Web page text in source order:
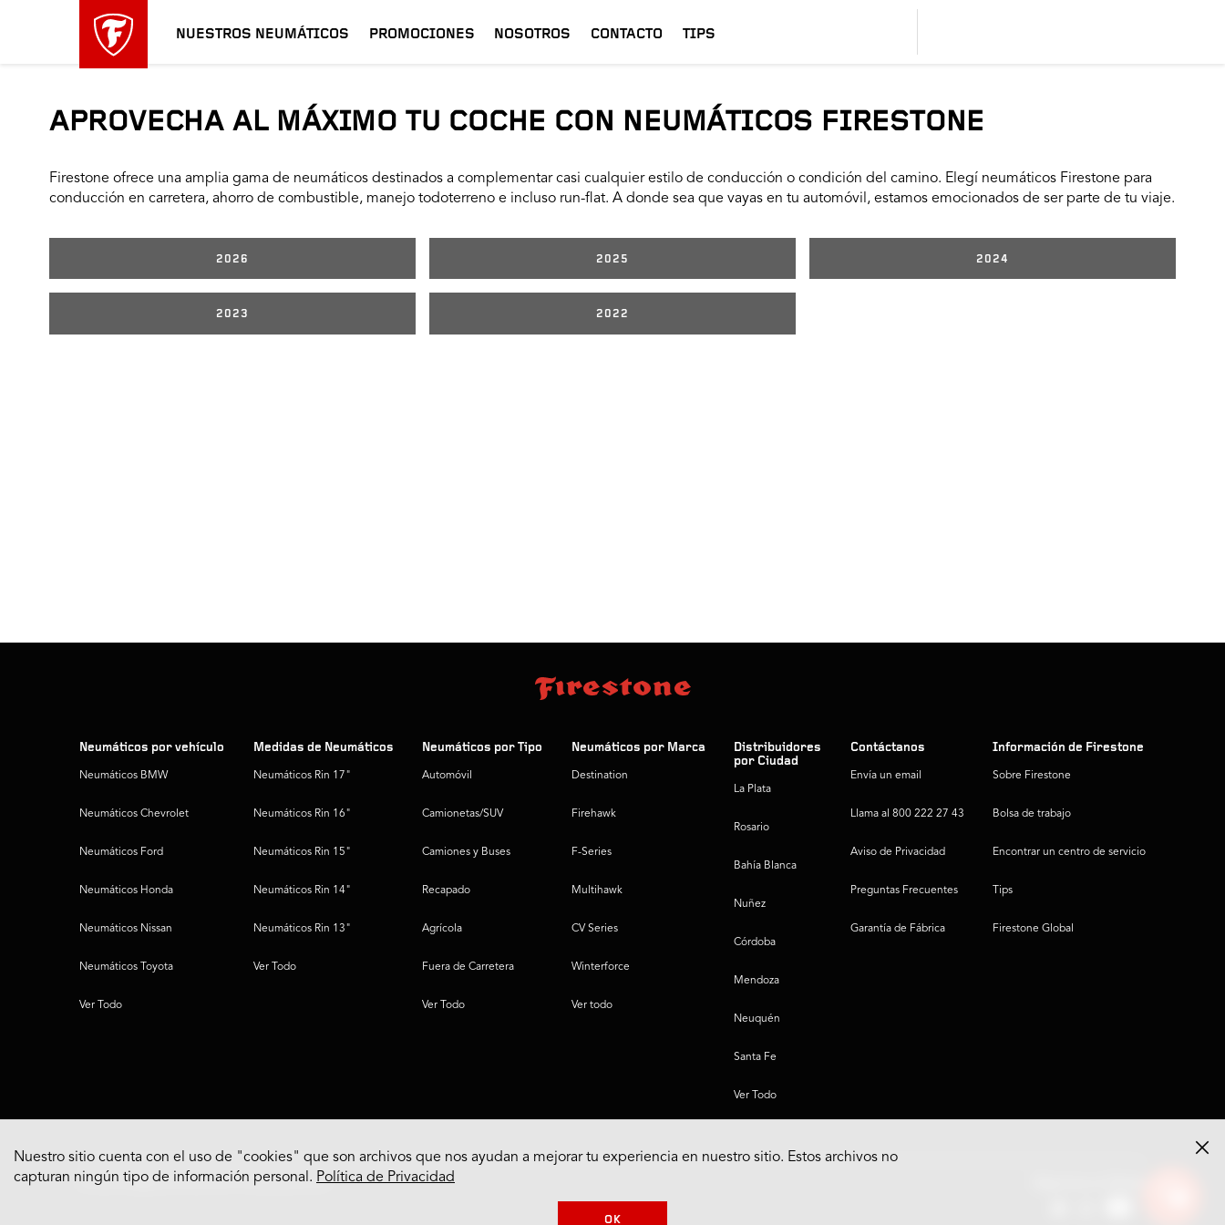
NUESTROS NEUMÁTICOS PROMOCIONES NOSOTROS CONTACTO TIPS
APROVECHA AL MÁXIMO TU COCHE CON NEUMÁTICOS FIRESTONE
Firestone ofrece una amplia gama de neumáticos destinados a complementar casi cualquier estilo de conducción o condición del camino. Elegí neumáticos Firestone para
conducción en carretera, ahorro de combustible, manejo todoterreno e incluso run-flat. A donde sea que vayas en tu automóvil, estamos emocionados de ser parte de tu viaje.
2026 2025 2024
2023 2022
Neumáticos por vehículo
Neumáticos BMW
Neumáticos Chevrolet
Neumáticos Ford
Neumáticos Honda
Neumáticos Nissan
Neumáticos Toyota
Ver Todo
Medidas de Neumáticos
Neumáticos Rin 17"
Neumáticos Rin 16"
Neumáticos Rin 15"
Neumáticos Rin 14"
Neumáticos Rin 13"
Ver Todo
Neumáticos por Tipo
Automóvil
Camionetas/SUV
Camiones y Buses
Recapado
Agrícola
Fuera de Carretera
Ver Todo
Neumáticos por Marca
Destination
Firehawk
F-Series
Multihawk
CV Series
Winterforce
Ver todo
Distribuidores
por Ciudad
La Plata
Rosario
Bahía Blanca
Nuñez
Córdoba
Mendoza
Neuquén
Santa Fe
Ver Todo
Contáctanos
Envía un email
Llama al 800 222 27 43
Aviso de Privacidad
Preguntas Frecuentes
Garantía de Fábrica
Información de Firestone
Sobre Firestone
Bolsa de trabajo
Encontrar un centro de servicio
Tips
Firestone Global
© 2022 Bridgestone Americas Tire Operations, LLC
Nuestro sitio cuenta con el uso de "cookies" que son archivos que nos ayudan a mejorar tu experiencia en nuestro sitio. Estos archivos no
capturan ningún tipo de información personal. Política de Privacidad
OK